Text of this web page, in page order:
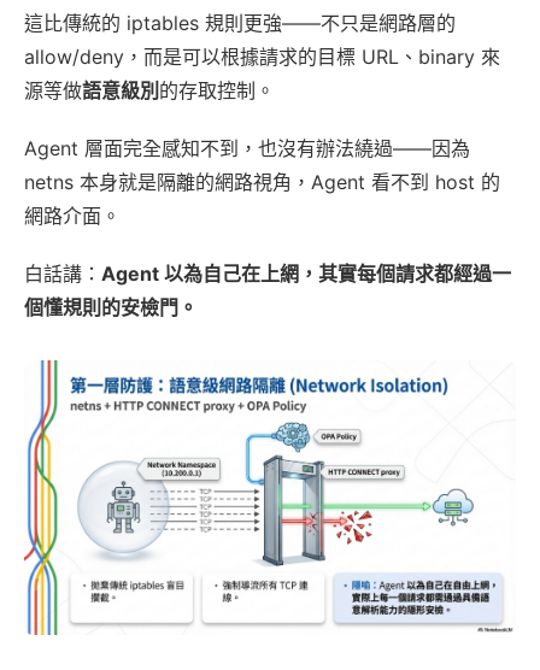
這比傳統的 iptables 規則更強——不只是網路層的
allow/deny，而是可以根據請求的目標 URL、binary 來
源等做語意級別 的存取控制。
Agent 層面完全感知不到，也沒有辦法繞過——因為
netns 本身就是隔離的網路視角，Agent 看不到 host 的
網路介面。
白話講： Agent 以為自己在上網，其實每個請求都經過一
個懂規則的安檢門。